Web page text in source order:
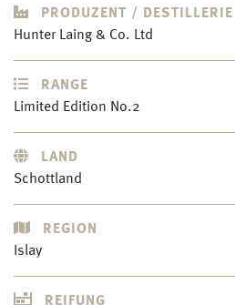
PRODUZENT / DESTILLERIE
Hunter Laing & Co. Ltd
RANGE
Limited Edition No.2
LAND
Schottland
REGION
Islay
REIFUNG